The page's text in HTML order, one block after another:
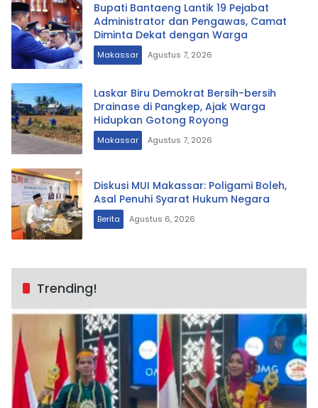
Bupati Bantaeng Lantik 19 Pejabat
Administrator dan Pengawas, Camat
Diminta Dekat dengan Warga
Makassar Agustus 7, 2026
Laskar Biru Demokrat Bersih-bersih
Drainase di Pangkep, Ajak Warga
Hidupkan Gotong Royong
Makassar Agustus 7, 2026
Diskusi MUI Makassar: Poligami Boleh,
Asal Penuhi Syarat Hukum Negara
Berita Agustus 6, 2026
Trending!